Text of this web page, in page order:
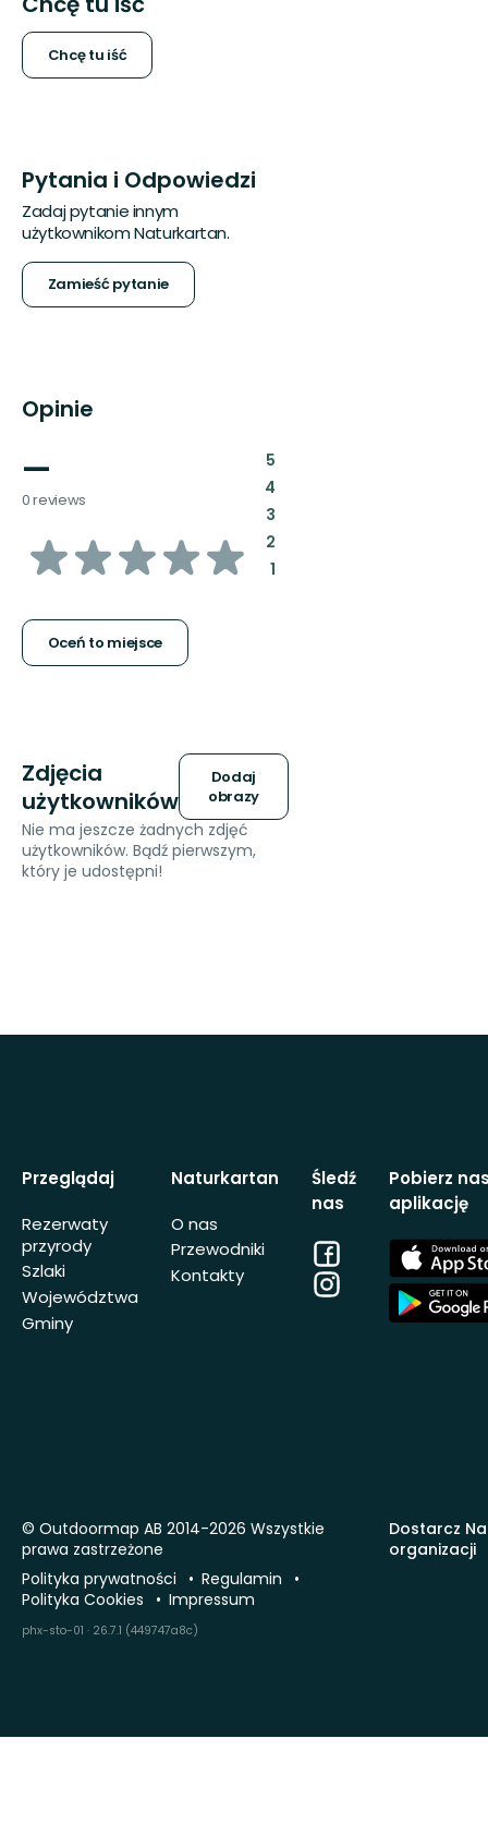
Chcę tu iść
Pytania i Odpowiedzi
Zadaj pytanie innym
użytkownikom Naturkartan.
Zamieść pytanie
Opinie
—
0 reviews
z
gwiazdek
Oceń to miejsce
5:
4:
3:
2:
1:
Zdjęcia
użytkowników
Dodaj
obrazy
Nie ma jeszcze żadnych zdjęć
użytkowników. Bądź pierwszym,
który je udostępni!
Przeglądaj
Rezerwaty
przyrody
Szlaki
Województwa
Gminy
Naturkartan
O nas
Przewodniki
Kontakty
Śledź
nas
Facebook
Instagram
Pobierz
aplikację
App
Store
App
Store
Dostarcz
organizacji
© Outdoormap AB 2014-2026 Wszystkie
prawa zastrzeżone
Polityka prywatności
Regulamin
Polityka Cookies
Impressum
phx-sto-01 · 26.7.1 (449747a8c)